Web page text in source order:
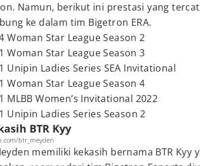
Namun, berikut ini prestasi yang
ke dalam tim Bigetron ERA.
Woman Star League Season 2
Woman Star League Season 3
Unipin Ladies Series SEA Invitational
Woman Star League Season 4
MLBB Women’s Invitational 2022
Unipin Ladies Series Season 2
BTR Kyy
btr_meyden
memiliki kekasih bernama BTR Kyy